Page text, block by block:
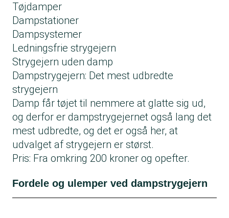
Tøjdamper
Dampstationer
Dampsystemer
Ledningsfrie strygejern
Strygejern uden damp
Dampstrygejern: Det mest udbredte
strygejern
Damp får tøjet til nemmere at glatte sig ud,
og derfor er dampstrygejernet også lang det
mest udbredte, og det er også her, at
udvalget af strygejern er størst.
Pris: Fra omkring 200 kroner og opefter.
Fordele og ulemper ved dampstrygejern